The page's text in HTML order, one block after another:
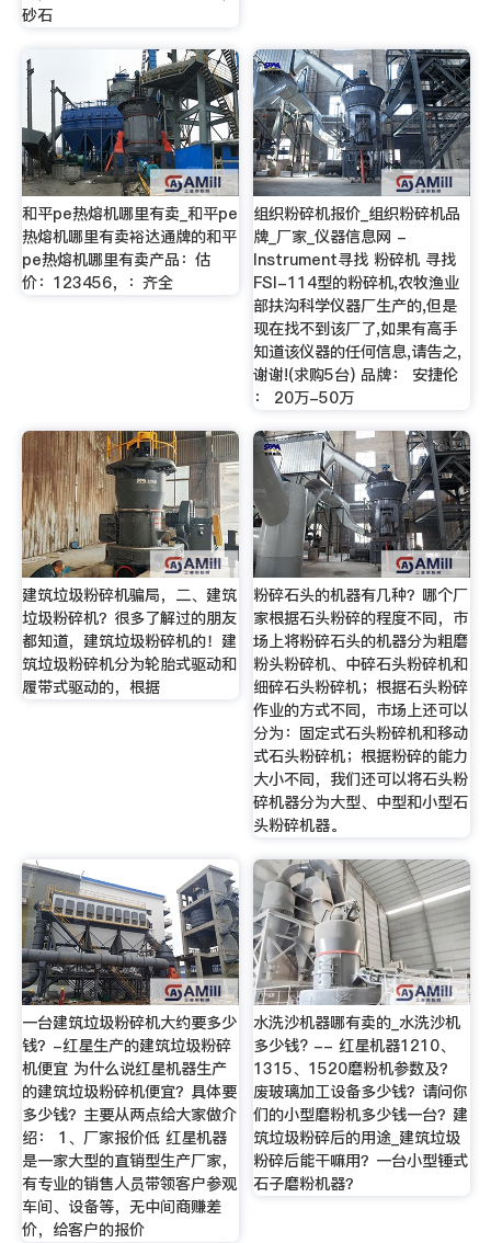
砂石
和平pe热熔机哪里有卖_和平pe
热熔机哪里有卖裕达通牌的和平
pe热熔机哪里有卖产品：估
价：123456，：齐全
组织粉碎机报价_组织粉碎机品
牌_厂家_仪器信息网 -
Instrument寻找 粉碎机 寻找
FSI-114型的粉碎机,农牧渔业
部扶沟科学仪器厂生产的,但是
现在找不到该厂了,如果有高手
知道该仪器的任何信息,请告之,
谢谢!(求购5台) 品牌： 安捷伦
： 20万-50万
建筑垃圾粉碎机骗局，二、建筑
垃圾粉碎机？很多了解过的朋友
都知道，建筑垃圾粉碎机的！建
筑垃圾粉碎机分为轮胎式驱动和
履带式驱动的，根据
粉碎石头的机器有几种？哪个厂
家根据石头粉碎的程度不同，市
场上将粉碎石头的机器分为粗磨
粉头粉碎机、中碎石头粉碎机和
细碎石头粉碎机；根据石头粉碎
作业的方式不同，市场上还可以
分为：固定式石头粉碎机和移动
式石头粉碎机；根据粉碎的能力
大小不同，我们还可以将石头粉
碎机器分为大型、中型和小型石
头粉碎机器。
一台建筑垃圾粉碎机大约要多少
钱？-红星生产的建筑垃圾粉碎
机便宜 为什么说红星机器生产
的建筑垃圾粉碎机便宜？具体要
多少钱？主要从两点给大家做介
绍： 1、厂家报价低 红星机器
是一家大型的直销型生产厂家，
有专业的销售人员带领客户参观
车间、设备等，无中间商赚差
价，给客户的报价
水洗沙机器哪有卖的_水洗沙机
多少钱? -- 红星机器1210、
1315、1520磨粉机参数及？
废玻璃加工设备多少钱？请问你
们的小型磨粉机多少钱一台？建
筑垃圾粉碎后的用途_建筑垃圾
粉碎后能干嘛用？一台小型锤式
石子磨粉机器？